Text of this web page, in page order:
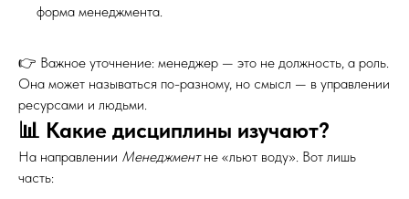
форма менеджмента.
👉 Важное уточнение: менеджер — это не должность, а роль.
Она может называться по-разному, но смысл — в управлении
ресурсами и людьми.
📊 Какие дисциплины изучают?
На направлении Менеджментне «льют воду». Вот лишь
часть: